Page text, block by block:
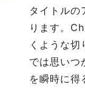
タイトルの
ります。
くような
では思いつ
を瞬時に得